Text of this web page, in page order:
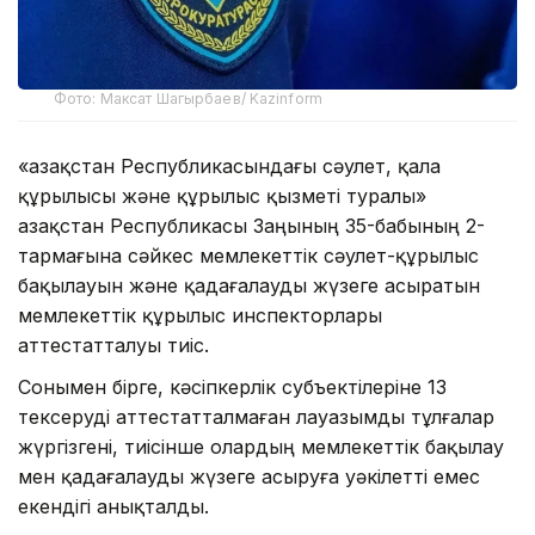
Фото: Максат Шагырбаев/ Kazinform
«Қазақстан Республикасындағы сәулет, қала
құрылысы және құрылыс қызметі туралы»
Қазақстан Республикасы Заңының 35-бабының 2-
тармағына сәйкес мемлекеттік сәулет-құрылыс
бақылауын және қадағалауды жүзеге асыратын
мемлекеттік құрылыс инспекторлары
аттестатталуы тиіс.
Сонымен бірге, кәсіпкерлік субъектілеріне 13
тексеруді аттестатталмаған лауазымды тұлғалар
жүргізгені, тиісінше олардың мемлекеттік бақылау
мен қадағалауды жүзеге асыруға уәкілетті емес
екендігі анықталды.